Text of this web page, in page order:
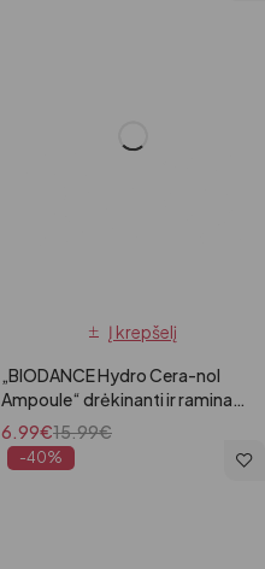
Į krepšelį
„BIODANCE Hydro Cera-nol
Ampoule“ drėkinanti ir raminanti
veido ampulė, 50ml
15.99€
6.99€
-40%